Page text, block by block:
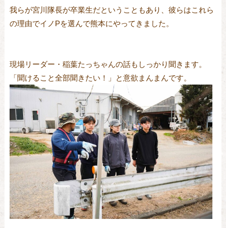
我らが宮川隊長が卒業生だということもあり、彼らはこれら
の理由でイノPを選んで熊本にやってきました。
現場リーダー・稲葉たっちゃんの話もしっかり聞きます。
「聞けること全部聞きたい！」と意欲まんまんです。